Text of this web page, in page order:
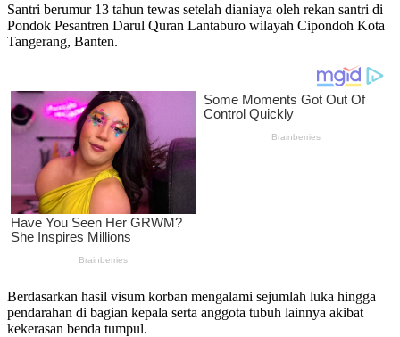
Santri berumur 13 tahun tewas setelah dianiaya oleh rekan santri di
Pondok Pesantren Darul Quran Lantaburo wilayah Cipondoh Kota
Tangerang, Banten.
Berdasarkan hasil visum korban mengalami sejumlah luka hingga
pendarahan di bagian kepala serta anggota tubuh lainnya akibat
kekerasan benda tumpul.